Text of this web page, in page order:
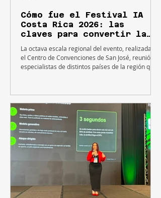
Cómo fue el Festival IA
Costa Rica 2026: las
claves para convertir la
IA en una ventaja
competitiva
La octava escala regional del evento, realizada en
el Centro de Convenciones de San José, reunió a
especialistas de distintos países de la región que
analítica de datos, automatización empresarial,
ciberseguridad y producción de contenidos. La
jornada puso el foco en la adopción práctica de
esta tecnología y en los desafíos que enfrentan
las organizaciones. La inteligencia artific